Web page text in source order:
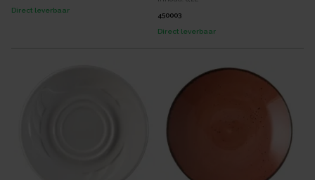
Direct leverbaar
450003
Direct leverbaar